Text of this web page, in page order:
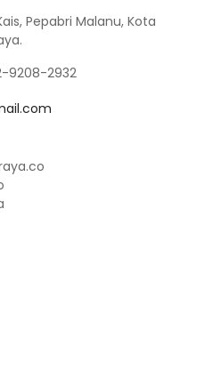
Pepabri Malanu, Kota
9208-2932